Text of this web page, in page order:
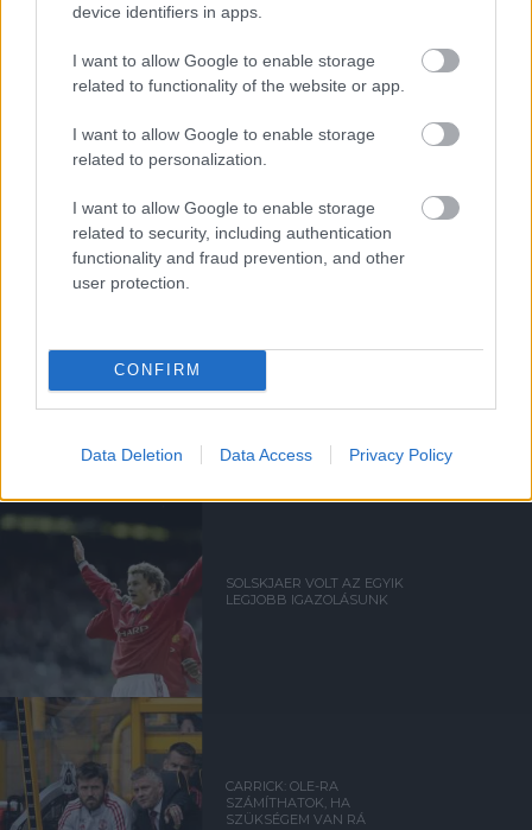
device identifiers in apps.
I want to allow Google to enable storage
related to functionality of the website or app.
I want to allow Google to enable storage
related to personalization.
I want to allow Google to enable storage
related to security, including authentication
functionality and fraud prevention, and other
user protection.
CONFIRM
Data Deletion Data Access Privacy Policy
ELŐZŐ MÉRKŐZÉSEK
Támogatás
a ManUtdFanatics.hu működését!
Kapcsolódó hírek
OLE GUNNAR SOLSKJAER
SOLSKJAER VOLT AZ EGYIK
LEGJOBB IGAZOLÁSUNK
CARRICK: OLE-RA
SZÁMÍTHATOK, HA
SZÜKSÉGEM VAN RÁ